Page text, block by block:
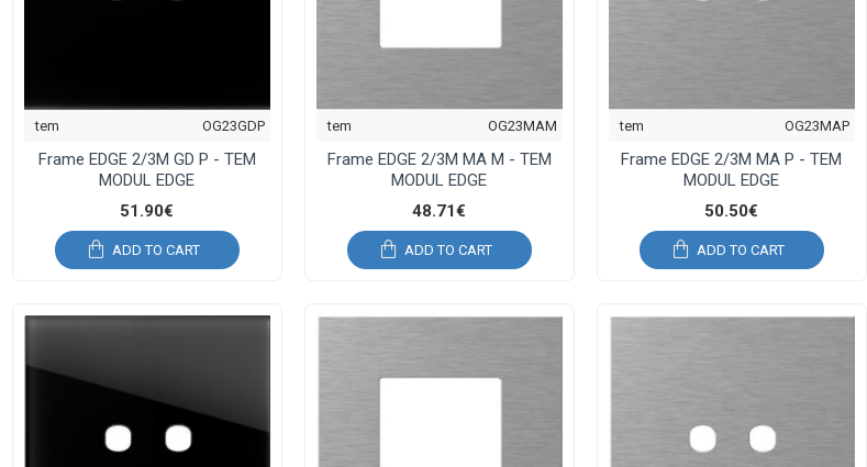
tem OG23GDP
Frame EDGE 2/3M GD P - TEM
MODUL EDGE
51.90€
ADD TO CART
tem OG23MAM
Frame EDGE 2/3M MA M - TEM
MODUL EDGE
48.71€
ADD TO CART
tem OG23MAP
Frame EDGE 2/3M MA P - TEM
MODUL EDGE
50.50€
ADD TO CART